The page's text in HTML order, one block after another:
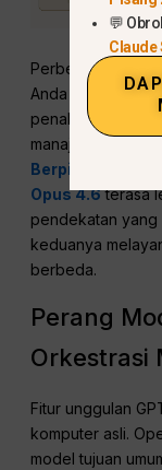
Perbedaan
Anda tombol
penalaran,
manajemen
Berpikir
Opus 4.6terasa
pendekatan
keduanya
berbeda.
Perang
Orkestrasi
Fitur unggulan
komputer asli.
model tujuan
💬
Claude